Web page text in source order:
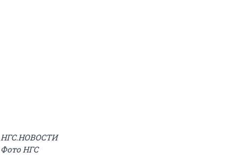
НГС.НОВОСТИ
Фото НГС